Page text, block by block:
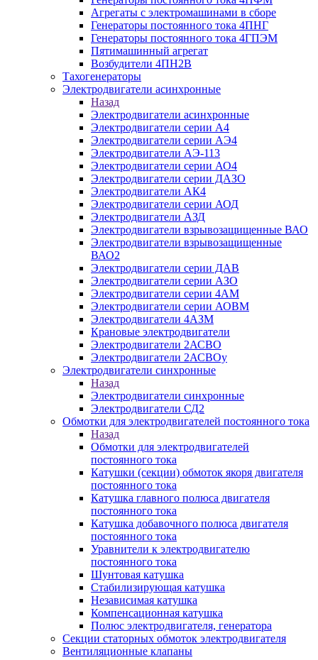
Агрегаты с электромашинами в сборе
Генераторы постоянного тока 4ПНГ
Генераторы постоянного тока 4ГПЭМ
Пятимашинный агрегат
Возбудители 4ПН2В
Тахогенераторы
Электродвигатели асинхронные
Назад
Электродвигатели асинхронные
Электродвигатели серии А4
Электродвигатели серии АЭ4
Электродвигатели АЭ-113
Электродвигатели серии АО4
Электродвигатели серии ДАЗО
Электродвигатели АК4
Электродвигатели серии АОД
Электродвигатели АЗД
Электродвигатели взрывозащищенные ВАО
Электродвигатели взрывозащищенные
ВАО2
Электродвигатели серии ДАВ
Электродвигатели серии АЗО
Электродвигатели серии 4АМ
Электродвигатели серии АОВМ
Электродвигатели 4АЗМ
Крановые электродвигатели
Электродвигатели 2АСВО
Электродвигатели 2АСВОу
Электродвигатели синхронные
Назад
Электродвигатели синхронные
Электродвигатели СД2
Обмотки для электродвигателей постоянного тока
Назад
Обмотки для электродвигателей
постоянного тока
Катушки (секции) обмоток якоря двигателя
постоянного тока
Катушка главного полюса двигателя
постоянного тока
Катушка добавочного полюса двигателя
постоянного тока
Уравнители к электродвигателю
постоянного тока
Шунтовая катушка
Стабилизирующая катушка
Независимая катушка
Компенсационная катушка
Полюс электродвигателя, генератора
Секции статорных обмоток электродвигателя
Вентиляционные клапаны